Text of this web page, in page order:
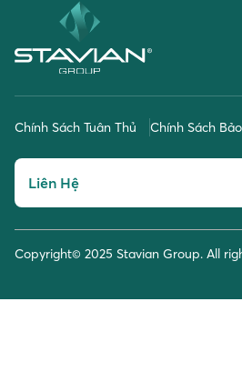
Chính Sách Tuân Thủ Chính Sách
Liên Hệ
Copyright© 2025 Stavian Group. All